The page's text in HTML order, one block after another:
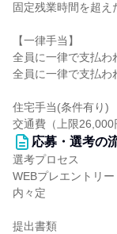
固定残業時間を超
【一律手当】
全員に一律で支払わ
全員に一律で支払わ
住宅手当(条件有り)
交通費（上限26,000
応募・選考の
選考プロセス
WEBプレエントリ
内々定
提出書類